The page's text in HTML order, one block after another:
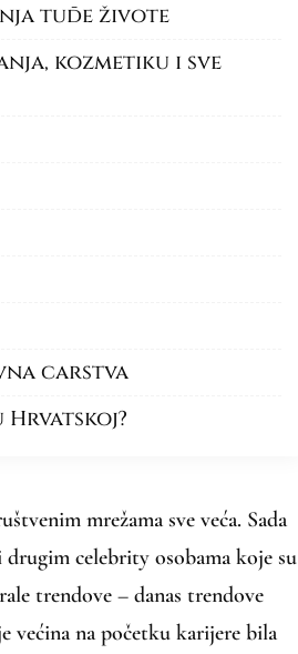
tuđe živote
kozmetiku i sve
carstva
mrežama sve veća. Sada
celebrity osobama koje su
trendove – danas trendove
većina na početku karijere bila